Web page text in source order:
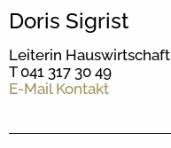
Doris Sigrist
Leiterin Hauswirtschaft
T 041 317 30 49
E-Mail Kontakt